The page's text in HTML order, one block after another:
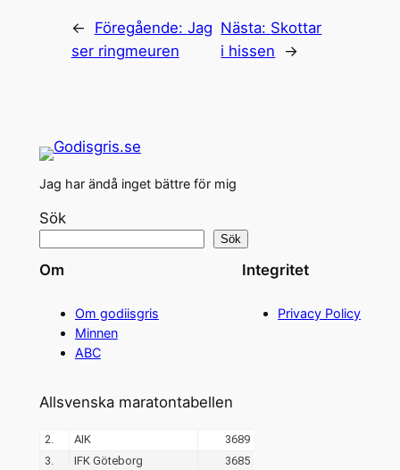
← Föregående: Jag
ser ringmeuren
Nästa: Skottar
i hissen
→
Jag har ändå inget bättre för mig
Sök
Sök
Om
Om godiisgris
Minnen
ABC
Integritet
Privacy Policy
Allsvenska maratontabellen